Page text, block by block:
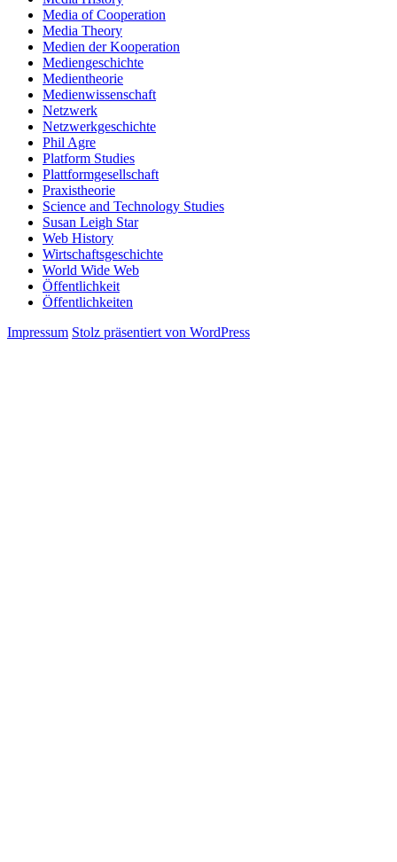
Media of Cooperation
Media Theory
Medien der Kooperation
Mediengeschichte
Medientheorie
Medienwissenschaft
Netzwerk
Netzwerkgeschichte
Phil Agre
Platform Studies
Plattformgesellschaft
Praxistheorie
Science and Technology Studies
Susan Leigh Star
Web History
Wirtschaftsgeschichte
World Wide Web
Öffentlichkeit
Öffentlichkeiten
Impressum Stolz präsentiert von WordPress